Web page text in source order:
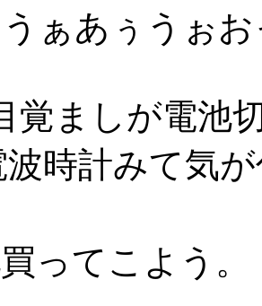
ぁあぅうぉ
覚ましが電池
波時計みて気
ってこよう。